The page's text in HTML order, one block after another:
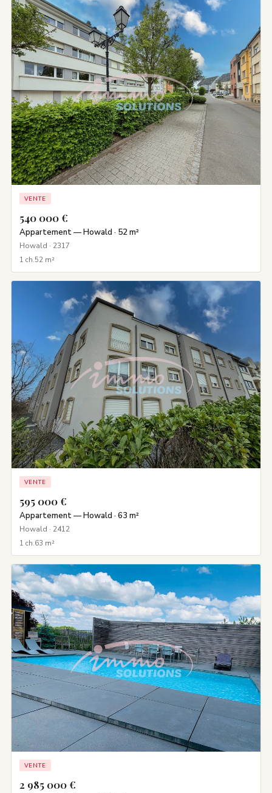
VENTE
540 000 €
Appartement — Howald · 52 m²
Howald · 2317
1 ch.52 m²
VENTE
595 000 €
Appartement — Howald · 63 m²
Howald · 2412
1 ch.63 m²
VENTE
2 985 000 €